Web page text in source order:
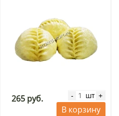
265 руб. - шт +
В корзину